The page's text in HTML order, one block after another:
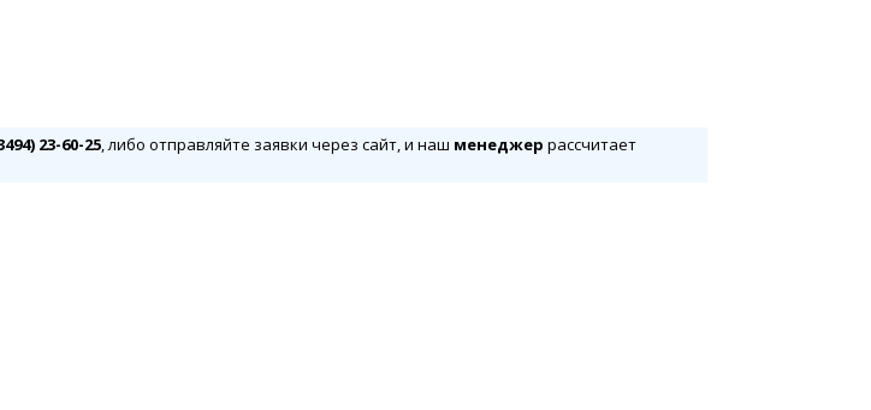
23-60-25, либо отправляйте заявки через сайт, и наш менеджер рассчитает